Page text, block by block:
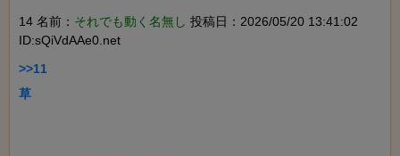
14 名前： それでも動く名無し 投稿日：2026/05/20 13:41:02
ID:sQiVdAAe0.net
>>11
草